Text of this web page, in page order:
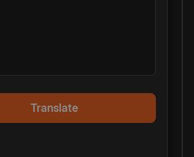
Translate